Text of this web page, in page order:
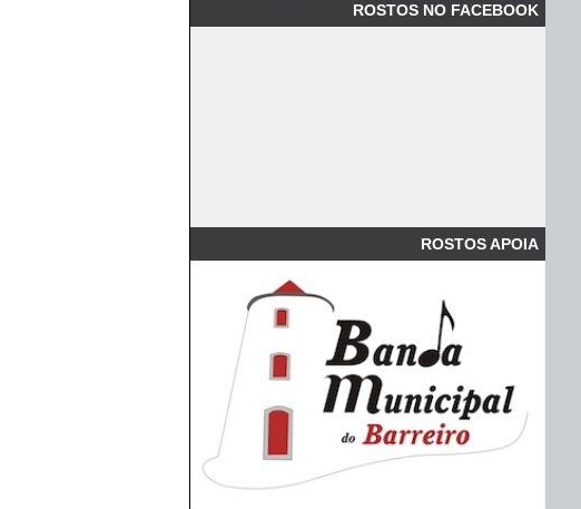
ROSTOS NO FACEBOOK
ROSTOS APOIA